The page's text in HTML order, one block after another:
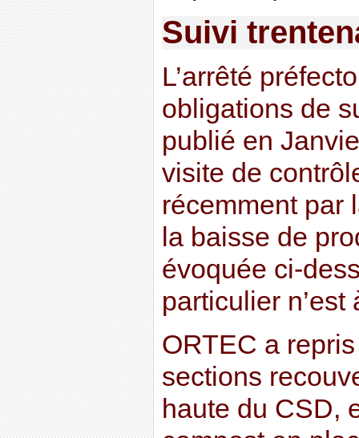
Suivi
L’arrêté
obligations de
publié en
visite de
récemment par
la baisse de
évoquée ci-
particulier n’est
ORTEC a
sections
haute du CSD,